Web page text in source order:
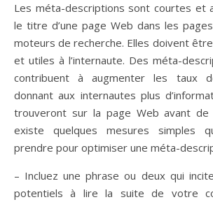
Les méta-descriptions sont courtes et
le titre d’une page Web dans les
moteurs de recherche. Elles doivent
et utiles à l’internaute. Des méta-
contribuent à augmenter les taux
donnant aux internautes plus
trouveront sur la page Web avant de
existe quelques mesures simples
prendre pour optimiser une méta-
– Incluez une phrase ou deux qui
potentiels à lire la suite de votre